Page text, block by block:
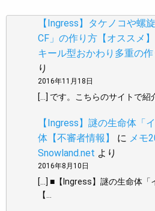
【Ingress】タケノコや螺
CF」の作り方【オススメ】
キール型おかわり多重の
り
2016年11月18日
[…] です。こちらのサイトで紹
【Ingress】謎の生命体「
体【不審者情報】
に メモ
Snowland.net より
2016年8月10日
[…] ■【Ingress】謎の生命体「
【…